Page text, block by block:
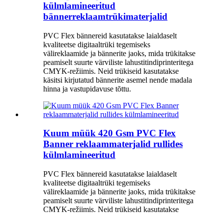
külmlamineeritud
bännerreklaamtrükimaterjalid
PVC Flex bännereid kasutatakse laialdaselt
kvaliteetse digitaaltrüki tegemiseks
välireklaamide ja bännerite jaoks, mida trükitakse
peamiselt suurte värviliste lahustitindiprinteritega
CMYK-režiimis. Neid trükiseid kasutatakse
käsitsi kirjutatud bännerite asemel nende madala
hinna ja vastupidavuse tõttu.
Kuum müük 420 Gsm PVC Flex
Banner reklaammaterjalid rullides
külmlamineeritud
PVC Flex bännereid kasutatakse laialdaselt
kvaliteetse digitaaltrüki tegemiseks
välireklaamide ja bännerite jaoks, mida trükitakse
peamiselt suurte värviliste lahustitindiprinteritega
CMYK-režiimis. Neid trükiseid kasutatakse